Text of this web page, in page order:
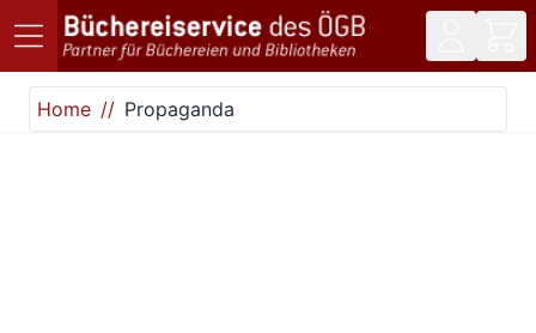
Direkt zum Inhalt
Home
Propaganda